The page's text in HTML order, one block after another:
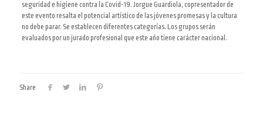
seguridad e higiene contra la Covid-19. Jorgue Guardiola, copresentador de
este evento resalta el potencial artístico de las jóvenes promesas y la cultura
no debe parar. Se establecen diferentes categorías. Los grupos serán
evaluados por un jurado profesional que este año tiene carácter nacional .
Share